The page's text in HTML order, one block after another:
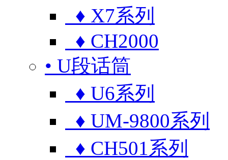
♦ X7系列
♦ CH2000
• U段话筒
♦ U6系列
♦ UM-9800系列
♦ CH501系列